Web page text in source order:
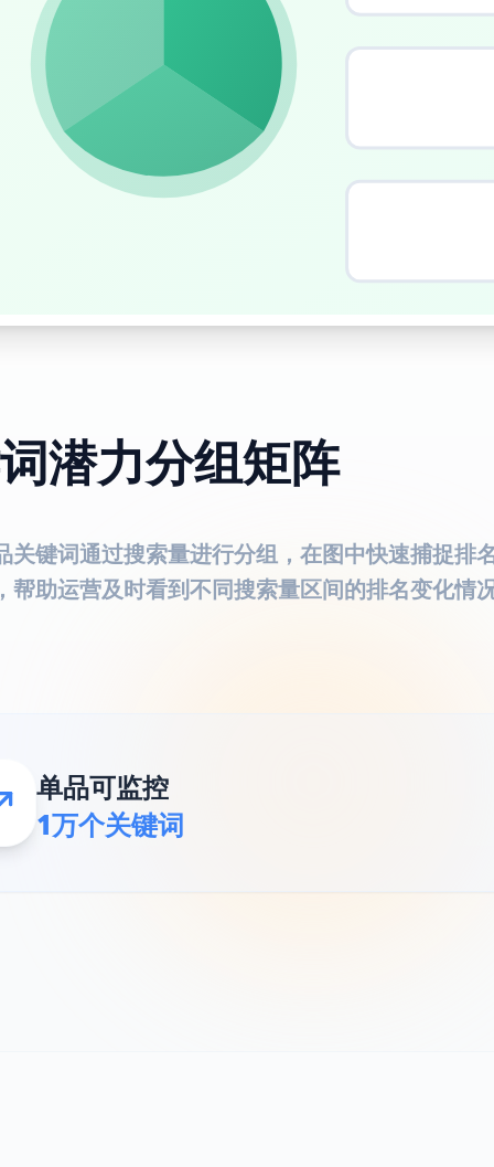
潜力分组矩阵
关键词通过搜索量进行分组，在图中快速捕捉排
帮助运营及时看到不同搜索量区间的排名变化情
单品可监控
1万个关键词